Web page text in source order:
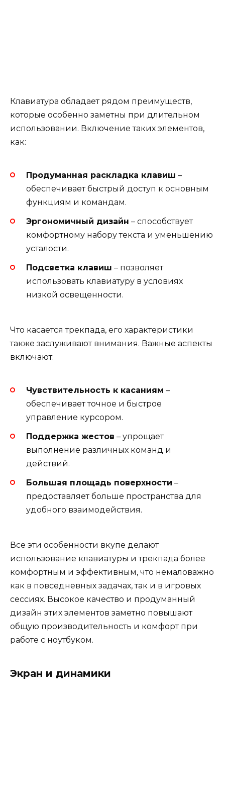
Клавиатура обладает рядом преимуществ,
которые особенно заметны при длительном
использовании. Включение таких элементов,
как:
Продуманная раскладка клавиш –
обеспечивает быстрый доступ к основным
функциям и командам.
Эргономичный дизайн – способствует
комфортному набору текста и уменьшению
усталости.
Подсветка клавиш – позволяет
использовать клавиатуру в условиях
низкой освещенности.
Что касается трекпада, его характеристики
также заслуживают внимания. Важные аспекты
включают:
Чувствительность к касаниям –
обеспечивает точное и быстрое
управление курсором.
Поддержка жестов – упрощает
выполнение различных команд и
действий.
Большая площадь поверхности –
предоставляет больше пространства для
удобного взаимодействия.
Все эти особенности вкупе делают
использование клавиатуры и трекпада более
комфортным и эффективным, что немаловажно
как в повседневных задачах, так и в игровых
сессиях. Высокое качество и продуманный
дизайн этих элементов заметно повышают
общую производительность и комфорт при
работе с ноутбуком.
Экран и динамики